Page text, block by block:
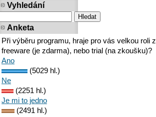
Vyhledání
Anketa
Při výběru programu, hraje pro vás velkou roli
freeware (je zdarma), nebo trial (na zkoušku)?
Ano
(5029 hl.)
Ne
(2251 hl.)
Je mi to jedno
(2491 hl.)